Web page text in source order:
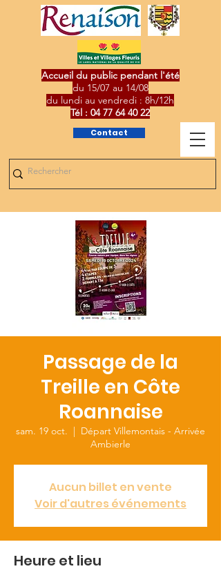
Contact
Accueil du public pendant l'été
du 15/07 au 14/08
du lundi au vendredi : 8h/12h
Tél : 04 77 64 40 22
Passage de la
Treille en Côte
Roannaise
sam. 19 oct.
  |
Départ Villemontais - Arrivée
Ambierle
Aucun billet en vente
Voir d'autres événements
Heure et lieu